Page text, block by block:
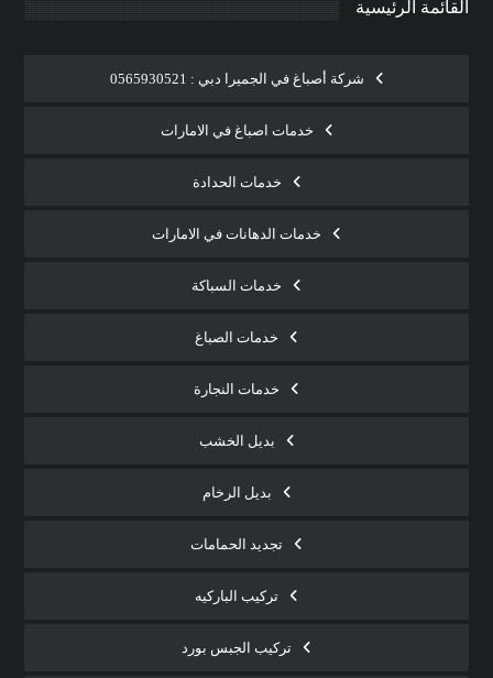
القائمة الرئيسية
شركة أصباغ في الجميرا دبي : 0565930521
خدمات اصباغ في الامارات
خدمات الحدادة
خدمات الدهانات في الامارات
خدمات السباكة
خدمات الصباغ
خدمات النجارة
بديل الخشب
بديل الرخام
تجديد الحمامات
تركيب الباركيه
تركيب الجبس بورد